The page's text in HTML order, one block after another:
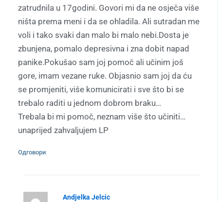
zatrudnila u 17godini. Govori mi da ne osječa više
ništa prema meni i da se ohladila. Ali sutradan me
voli i tako svaki dan malo bi malo nebi.Dosta je
zbunjena, pomalo depresivna i zna dobit napad
panike.Pokušao sam joj pomoč ali učinim još
gore, imam vezane ruke. Objasnio sam joj da ću
se promjeniti, više komunicirati i sve što bi se
trebalo raditi u jednom dobrom braku…
Trebala bi mi pomoč, neznam više što učiniti…
unaprijed zahvaljujem LP
Одговори
Andjelka Jelcic